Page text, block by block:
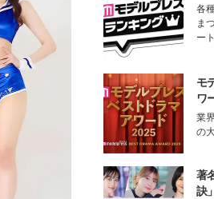
各
ま
ー
モ
ワ
業
の
著
訣」